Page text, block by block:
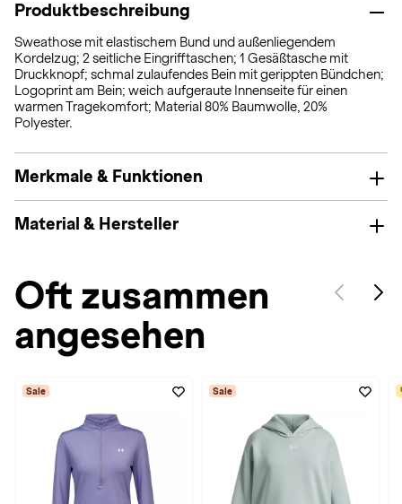
Produktbeschreibung
Sweathose mit elastischem Bund und außenliegendem
Kordelzug; 2 seitliche Eingrifftaschen; 1 Gesäßtasche mit
Druckknopf; schmal zulaufendes Bein mit gerippten Bündchen;
Logoprint am Bein; weich aufgeraute Innenseite für einen
warmen Tragekomfort; Material 80% Baumwolle, 20%
Polyester.
Merkmale & Funktionen
Material & Hersteller
Oft zusammen
angesehen
Sale Sale